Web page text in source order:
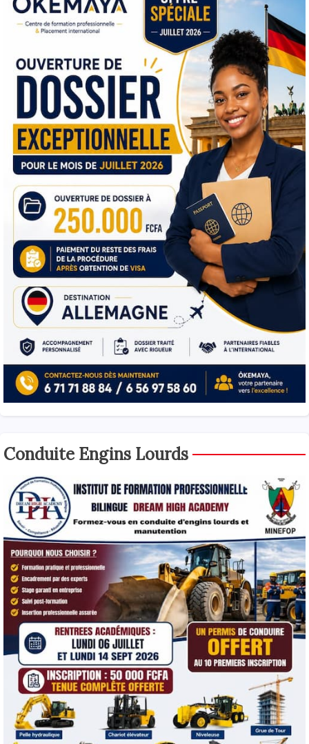
Conduite Engins Lourds